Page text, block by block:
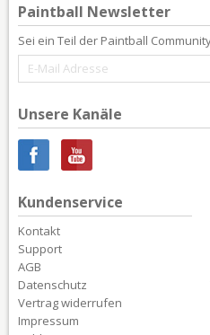
Paintball Newsletter
Sei ein Teil der Paintball
Unsere Kanäle
Kundenservice
Kontakt
Support
AGB
Datenschutz
Vertrag widerrufen
Impressum